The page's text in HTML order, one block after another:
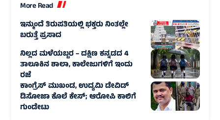
More Read
ಇನ್ಮುಂದೆ ತಿರುಪತಿಯಲ್ಲಿ ಭಕ್ತರು ನಿಂತಲ್ಲೇ
ಬರುತ್ತೆ ಪ್ರಸಾದ
ನಿಲ್ಲದ ಮಳೆಯಬ್ಬರ – ದಕ್ಷಿಣ ಕನ್ನಡದ 4
ತಾಲೂಕಿನ ಶಾಲಾ, ಕಾಲೇಜುಗಳಿಗೆ ಇಂದು
ರಜೆ
ಕಾಂಗ್ರೆಸ್‌ ಮುಖಂಡ, ಉದ್ಯಮಿ ಡೇವಿಡ್‌
ಡಿಸೋಜಾ ಕೊಲೆ ಕೇಸ್;‌ ಆರೋಪಿ ಕಾಲಿಗೆ
ಗುಂಡೇಟು